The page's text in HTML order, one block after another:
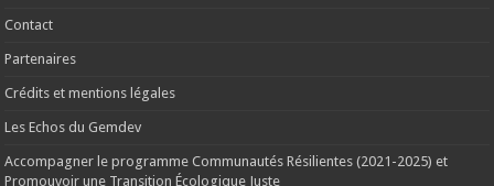
Contact
Partenaires
Crédits et mentions légales
Les Echos du Gemdev
Accompagner le programme Communautés Résilientes (2021-2025) et
Promouvoir une Transition Écologique Juste